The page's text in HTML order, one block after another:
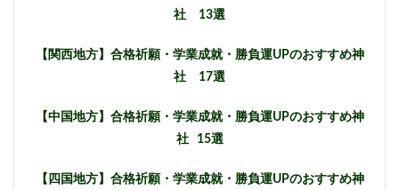
社 13選
【関西地方】合格祈願・学業成就・勝負運UPのおすすめ神
社 17選
【中国地方】合格祈願・学業成就・勝負運UPのおすすめ神
社 15選
【四国地方】合格祈願・学業成就・勝負運UPのおすすめ神